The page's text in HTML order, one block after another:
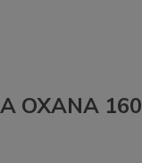
OXANA 160